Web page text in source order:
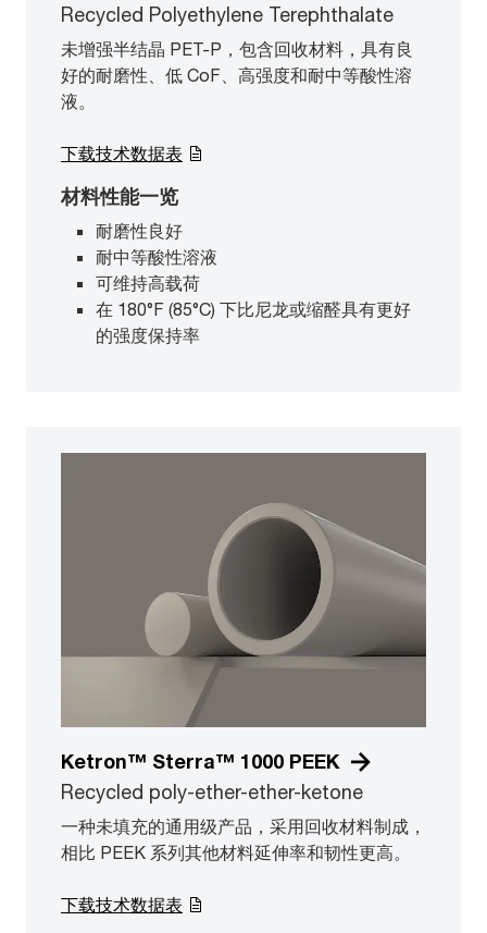
Recycled Polyethylene Terephthalate
未增强半结晶 PET-P，包含回收材料，具有良
好的耐磨性、低 CoF、高强度和耐中等酸性溶
液。
材料性能一览
耐磨性良好
耐中等酸性溶液
可维持高载荷
在 180°F (85°C) 下比尼龙或缩醛具有更好
的强度保持率
下载技术数据表
Ketron™ Sterra™ 1000 PEEK
Recycled poly-ether-ether-ketone
一种未填充的通用级产品，采用回收材料制成，
相比 PEEK 系列其他材料延伸率和韧性更高。
下载技术数据表